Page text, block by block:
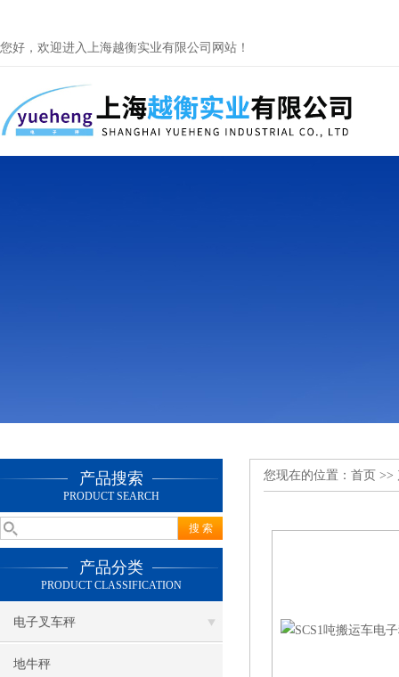
您好，欢迎进入上海越衡实业有限公司网站！
产品搜索
PRODUCT SEARCH
产品分类
PRODUCT CLASSIFICATION
电子叉车秤
地牛秤
您现在的位置： 首页 >>